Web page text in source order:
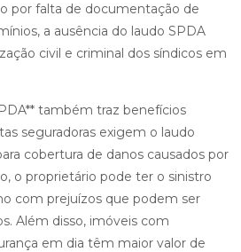
por falta de documentação de
a ausência do laudo SPDA
civil e criminal dos síndicos em
também traz benefícios
seguradoras exigem o laudo
cobertura de danos causados por
o proprietário pode ter o sinistro
com prejuízos que podem ser
Além disso, imóveis com
em dia têm maior valor de